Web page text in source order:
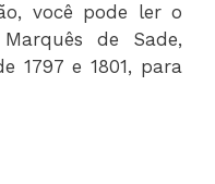
você pode ler o
de Sade,
1797 e 1801, para